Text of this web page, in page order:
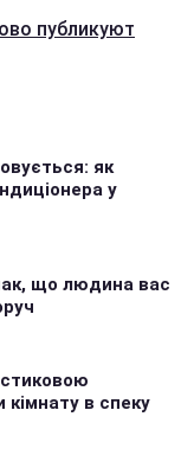
публикуют
як
у
що людина вас
в спеку